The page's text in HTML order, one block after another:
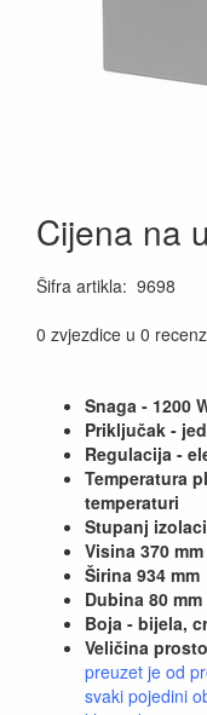
Cijena na
Šifra artikla: 9698
0 zvjezdice u 0
Snaga - 1200
Priključak -
Regulacija -
Temperatura
temperaturi
Stupanj
Visina 370 mm
Širina 934 mm
Dubina 80 mm
Boja - bijela,
Veličina
preuzet je od
svaki pojedini